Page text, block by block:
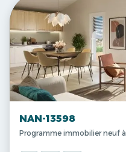
NAN-13598
Programme immobilier neuf à